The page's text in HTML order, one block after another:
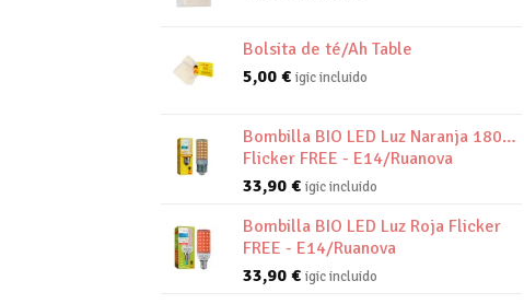
Bolsita de té/Ah Table
5,00 € igic incluido
Bombilla BIO LED Luz Naranja 1800K
Flicker FREE - E14/Ruanova
33,90 € igic incluido
Bombilla BIO LED Luz Roja Flicker
FREE - E14/Ruanova
33,90 € igic incluido